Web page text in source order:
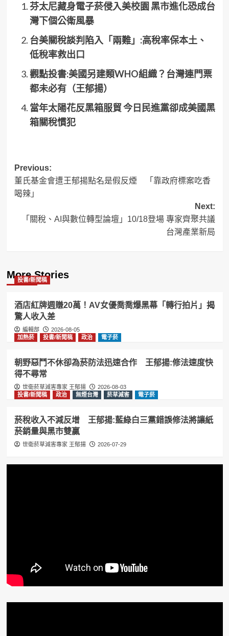
芬太尼藏身電子菸侵入美校園 黑市進化恐成台
灣下個公衛風暴
台美關稅談判陷入「兩難」:高稅率保本土、
低稅率救出口
觀點投書:美國另建類WHO組織？台灣連門票
都未必有（王郁揚）
當年太陽花反黑箱服貿 今日民進黨卻成美國黑
箱關稅慣犯
Post
navigation
Previous:
董氏基金會遭王郁揚點名是假反煙 「靠政府標案吃香
喝辣」
Next:
「關稅、AI與數位轉型論壇」10/18登場 專家齊聚共議
台灣產業新局
More Stories
投書/新聞稿
酒店紅牌週賺20萬！AV女優喬喬爆黑幕「轉行拍片」揭
驚人收入差
編輯部
2026-08-05
加熱菸
投書/新聞稿 政治 電子菸
朝野惡鬥不休卻為菸防法迅速合作 王郁揚:修法速度快
得不尋常
世衛菸草減害專家 王郁揚
2026-08-03
投書/新聞稿
政治 無煙台灣 菸草減害 電子菸
菸稅收入不減反增 王郁揚:藍綠白三黨錯誤修法將讓紙
菸銷量與黑市雙贏
世衛菸草減害專家 王郁揚 2026-07-29